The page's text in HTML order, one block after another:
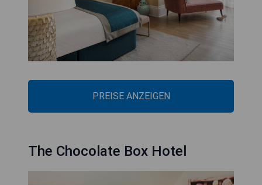
PREISE ANZEIGEN
The Chocolate Box Hotel